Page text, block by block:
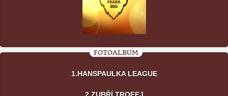
FOTOALBUM
1.HANSPAULKA LEAGUE